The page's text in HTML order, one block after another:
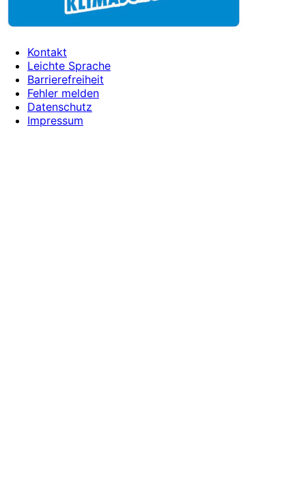
Kontakt
Leichte Sprache
Barrierefreiheit
Fehler melden
Datenschutz
Impressum